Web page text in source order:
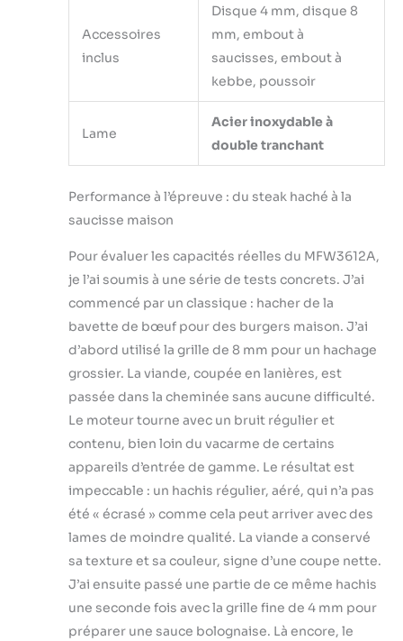
Accessoires
inclus
Disque 4 mm, disque 8
mm, embout à
saucisses, embout à
kebbe, poussoir
Lame
Acier inoxydable à
double tranchant
Performance à l’épreuve : du steak haché à la
saucisse maison
Pour évaluer les capacités réelles du MFW3612A,
je l’ai soumis à une série de tests concrets. J’ai
commencé par un classique : hacher de la
bavette de bœuf pour des burgers maison. J’ai
d’abord utilisé la grille de 8 mm pour un hachage
grossier. La viande, coupée en lanières, est
passée dans la cheminée sans aucune difficulté.
Le moteur tourne avec un bruit régulier et
contenu, bien loin du vacarme de certains
appareils d’entrée de gamme. Le résultat est
impeccable : un hachis régulier, aéré, qui n’a pas
été « écrasé » comme cela peut arriver avec des
lames de moindre qualité. La viande a conservé
sa texture et sa couleur, signe d’une coupe nette.
J’ai ensuite passé une partie de ce même hachis
une seconde fois avec la grille fine de 4 mm pour
préparer une sauce bolognaise. Là encore, le